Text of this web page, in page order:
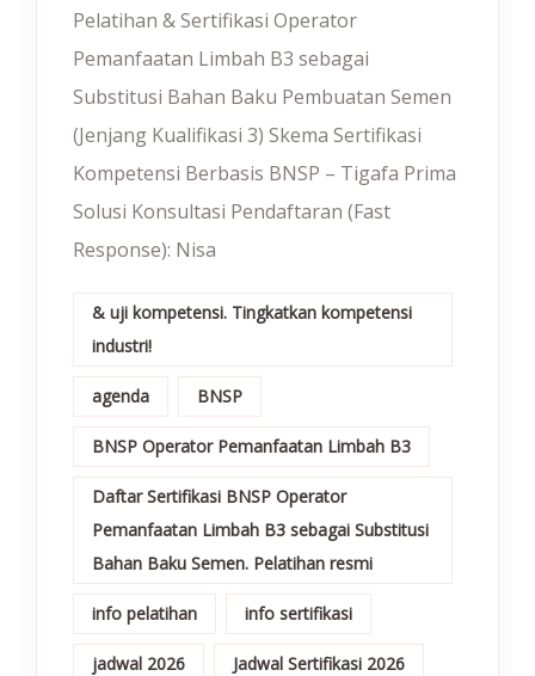
Pelatihan & Sertifikasi Operator
Pemanfaatan Limbah B3 sebagai
Substitusi Bahan Baku Pembuatan Semen
(Jenjang Kualifikasi 3) Skema Sertifikasi
Kompetensi Berbasis BNSP – Tigafa Prima
Solusi Konsultasi Pendaftaran (Fast
Response): Nisa
& uji kompetensi. Tingkatkan kompetensi
industri!
agenda BNSP
BNSP Operator Pemanfaatan Limbah B3
Daftar Sertifikasi BNSP Operator
Pemanfaatan Limbah B3 sebagai Substitusi
Bahan Baku Semen. Pelatihan resmi
info pelatihan info sertifikasi
jadwal 2026 Jadwal Sertifikasi 2026